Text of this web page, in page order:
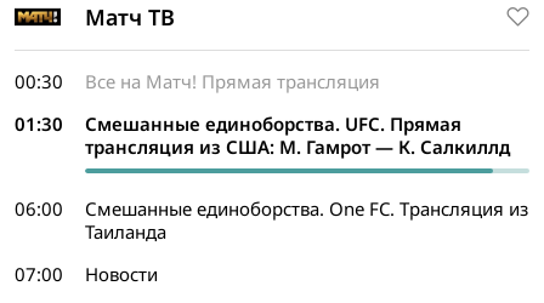
Матч ТВ
00:30
Все на Матч! Прямая трансляция
01:30
Смешанные единоборства. UFC. Прямая
трансляция из США: М. Гамрот — К. Салкиллд
06:00
Смешанные единоборства. One FC. Трансляция из
Таиланда
07:00
Новости